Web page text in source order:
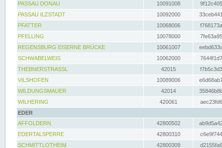
PASSAU DONAU
10091008
PASSAU ILZSTADT
10092000
PFATTER
10068006
PFELLING
10078000
REGENSBURG EISERNE BRÜCKE
10061007
SCHWABELWEIS
10062000
THEBNERSTRASSL
42015
VILSHOFEN
10089006
WILDUNGSMAUER
42014
WILHERING
420061
EDER
AFFOLDERN
42800502
EDERTALSPERRE
42800310
SCHMITTLOTHEIM
42800309